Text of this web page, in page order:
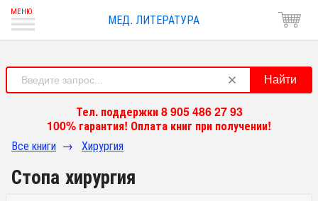
МЕД. ЛИТЕРАТУРА
Найти
Тел. поддержки 8 905 486 27 93
100% гарантия! Оплата книг при получении!
Все книги → Хирургия
Стопа хирургия